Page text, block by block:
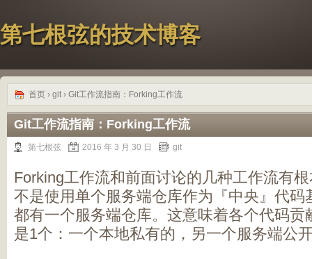
第七根弦的技术博客
首页 › git› Git工作流指南：Forking工作流
Git工作流指南：Forking工作流
第七根弦 2016 年 3 月 30 日 git
Forking工作流和前面讨论的几种工作流有
不是使用单个服务端仓库作为『中央』代码
都有一个服务端仓库。这意味着各个代码贡
是1个：一个本地私有的，另一个服务端公